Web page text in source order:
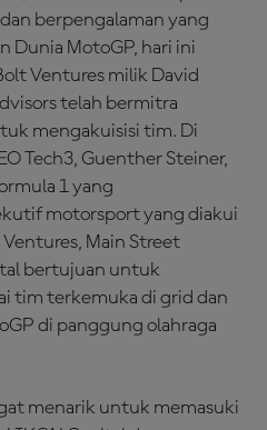
berpengalaman yang
Dunia MotoGP, hari ini
Ventures milik David
telah bermitra
mengakuisisi tim. Di
Tech3, Guenther Steiner,
1 yang
motorsport yang diakui
Main Street
bertujuan untuk
tim terkemuka di grid dan
di panggung olahraga
menarik untuk memasuki